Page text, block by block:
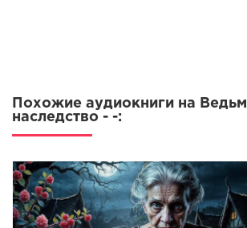
Похожие аудиокниги на
наследство - -: